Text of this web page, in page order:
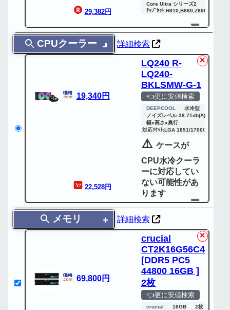
Core Ultra シリーズ2
ﾁｯﾌﾟｾｯﾄ:H810,B860,Z890
29,382円
CPUクーラー 詳細検索
19,340円
LQ240 R-
LQ240-
BKLSMW-G-1
👈更に安値検索
DEEPCOOL
水冷型
ノイズレベル:38.71db(A)
幅x高さx奥行:
対応ｿｹｯﾄ:LGA 1851/1700/1200/
✕
⚠️ ケースが
CPU水冷クーラ
ーに対応してい
ない可能性があ
ります
22,528円
メモリ 詳細検索
69,800円
crucial
CT2K16G56C46U5
[DDR5 PC5
44800 16GB ]
2枚
👈更に安値検索
crucial 16GB
2枚
✕